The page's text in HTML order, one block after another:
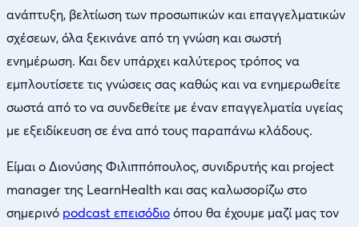
ανάπτυξη, βελτίωση των προσωπικών και επαγγελματικών
σχέσεων, όλα ξεκινάνε από τη γνώση και σωστή
ενημέρωση. Και δεν υπάρχει καλύτερος τρόπος να
εμπλουτίσετε τις γνώσεις σας καθώς και να ενημερωθείτε
σωστά από το να συνδεθείτε με έναν επαγγελματία υγείας
με εξειδίκευση σε ένα από τους παραπάνω κλάδους.
Είμαι ο Διονύσης Φιλιππόπουλος, συνιδρυτής και project
manager της LearnHealth και σας καλωσορίζω στο
σημερινό podcast επεισόδιο όπου θα έχουμε μαζί μας τον